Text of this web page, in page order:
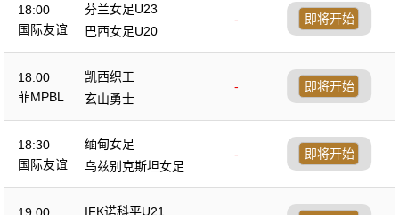
18:00
国际友谊
芬兰女足U23
-
巴西女足U20
即将开始
18:00
菲MPBL
凯西织工
-
玄山勇士
即将开始
18:30
国际友谊
缅甸女足
-
乌兹别克斯坦女足
即将开始
IFK诺科平U21